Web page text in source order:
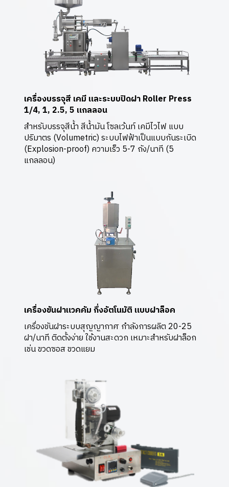
เครื่องบรรจุสี เคมี และระบบปิดฝา Roller Press
1/4, 1, 2.5, 5 แกลลอน
สำหรับบรรจุสีน้ำ สีน้ำมัน โซลเว้นท์ เคมีไวไฟ แบบ
ปริมาตร (Volumetric) ระบบไฟฟ้าเป็นแบบกันระเบิด
(Explosion-proof) ความเร็ว 5-7 ถัง/นาที (5
แกลลอน)
เครื่องขันฝาแวคคัม กึ่งอัตโนมัติ แบบฝาล็อค
เครื่องขันฝาระบบสุญญากาศ กำลังการผลิต 20-25
ฝา/นาที ติดตั้งง่าย ใช้งานสะดวก เหมาะสำหรับฝาล็อก
เช่น ขวดซอส ขวดแยม